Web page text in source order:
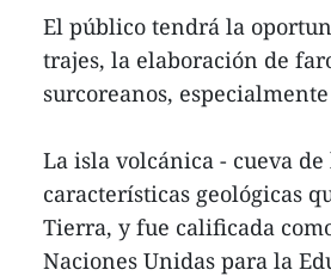
El público tendrá la
trajes, la elaboración de
surcoreanos,
La isla volcánica - cueva
características geológicas
Tierra, y fue calificada
Naciones Unidas para la